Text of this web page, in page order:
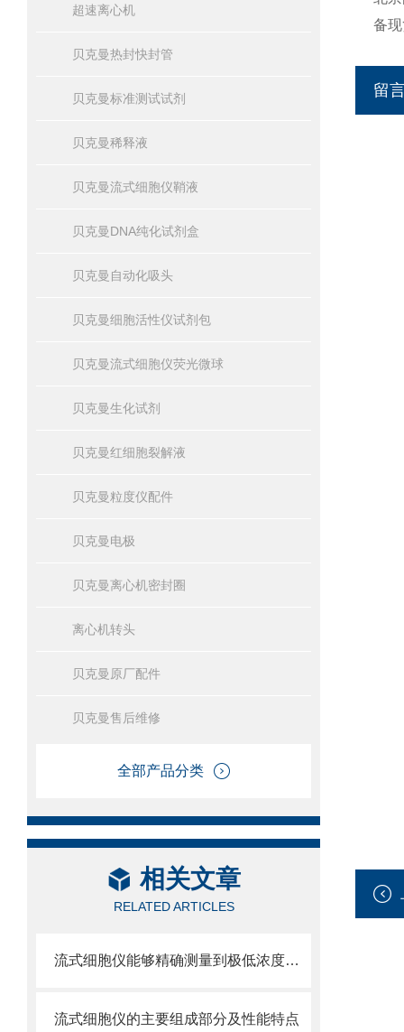
超速离心机
贝克曼热封快封管
贝克曼标准测试试剂
贝克曼稀释液
贝克曼流式细胞仪鞘液
贝克曼DNA纯化试剂盒
贝克曼自动化吸头
贝克曼细胞活性仪试剂包
贝克曼流式细胞仪荧光微球
贝克曼生化试剂
贝克曼红细胞裂解液
贝克曼粒度仪配件
贝克曼电极
贝克曼离心机密封圈
离心机转头
贝克曼原厂配件
贝克曼售后维修
全部产品分类
相关文章
RELATED ARTICLES
流式细胞仪能够精确测量到极低浓度的标记物
流式细胞仪的主要组成部分及性能特点
备
留